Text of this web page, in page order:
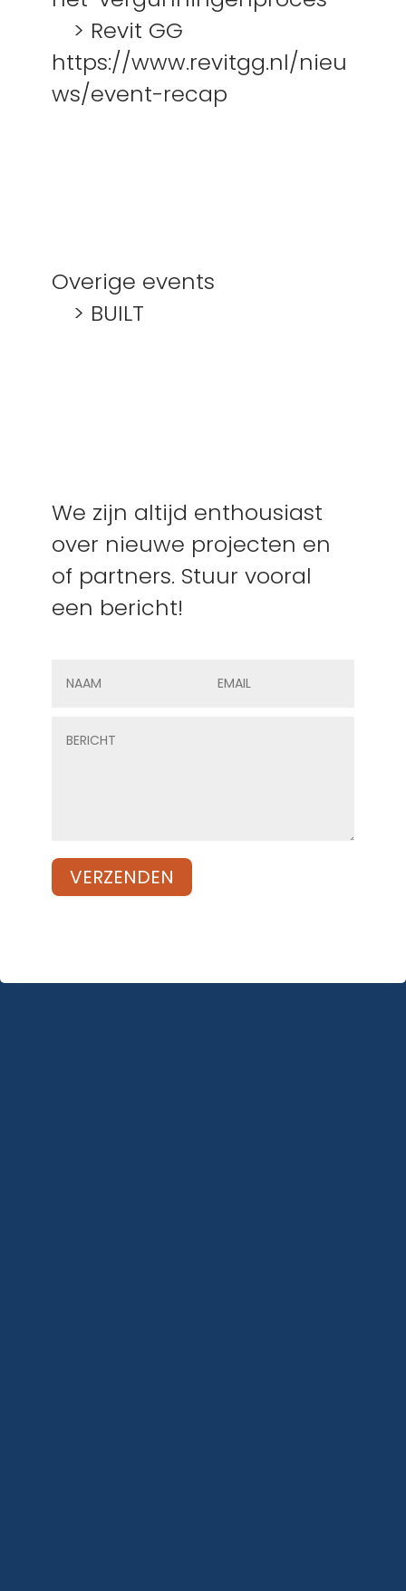
> Revit GG
https://www.revitgg.nl/nieu
ws/event-recap
Overige events
> BUILT
We zijn altijd enthousiast
over nieuwe projecten en
of partners. Stuur vooral
een bericht!